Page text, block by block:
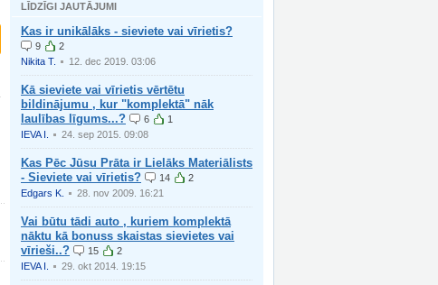
LĪDZĪGI JAUTĀJUMI
Kas ir unikālāks - sieviete vai vīrietis?
9
2
Nikita T.
12. dec 2019. 03:06
Kā sieviete vai vīrietis vērtētu
bildinājumu , kur "komplektā" nāk
laulības līgums...?
6
1
IEVA I.
24. sep 2015. 09:08
Kas Pēc Jūsu Prāta ir Lielāks Materiālists
- Sieviete vai vīrietis?
14
2
Edgars K.
28. nov 2009. 16:21
Vai būtu tādi auto , kuriem komplektā
nāktu kā bonuss skaistas sievietes vai
vīrieši..?
15
2
IEVA I.
29. okt 2014. 19:15